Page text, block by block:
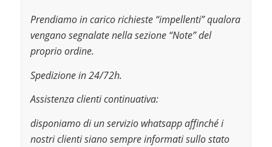
Prendiamo in carico richieste “impellenti” qualora
vengano segnalate nella sezione “Note” del
proprio ordine.
Spedizione in 24/72h.
Assistenza clienti continuativa:
disponiamo di un servizio whatsapp affinché i
nostri clienti siano sempre informati sullo stato